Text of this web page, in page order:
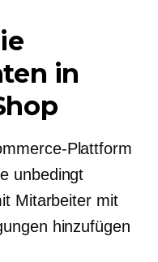
in
Plattform
unbedingt
Mitarbeiter mit
hinzufügen